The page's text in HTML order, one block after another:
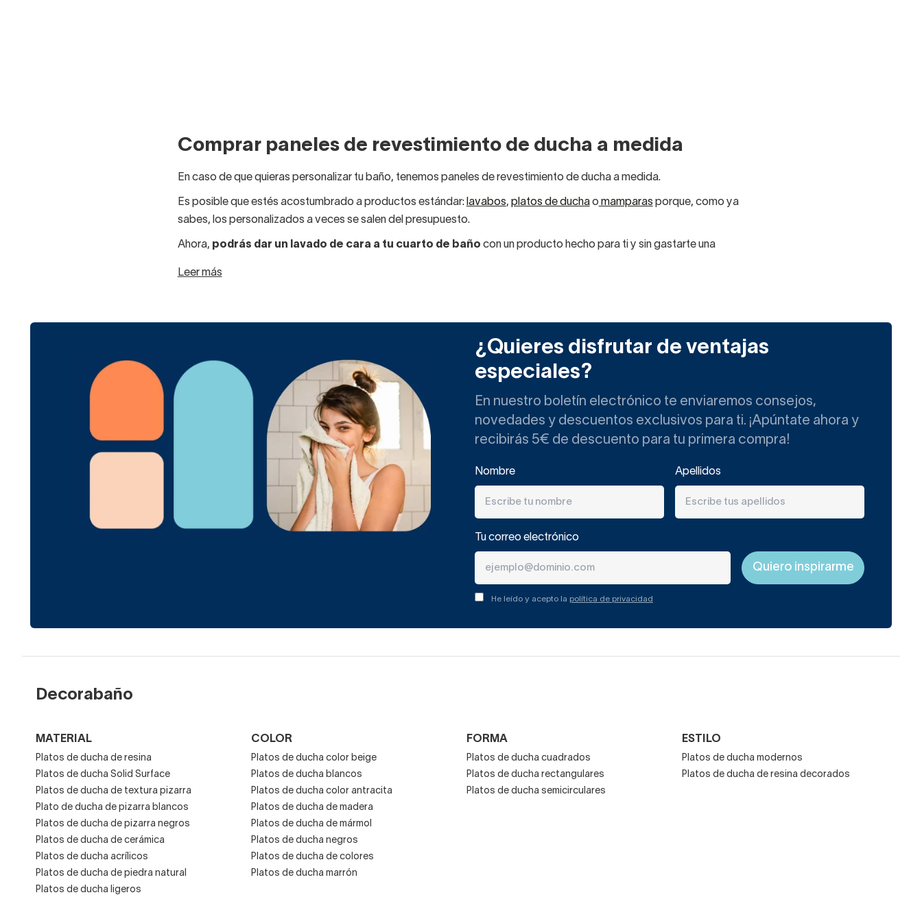
Comprar paneles de revestimiento de ducha a medida
En caso de que quieras personalizar tu baño, tenemos paneles de revestimiento de ducha a medida.
Es posible que estés acostumbrado a productos estándar: lavabos, platos de duchao mamparas porque, como ya
sabes, los personalizados a veces se salen del presupuesto.
Ahora, podrás dar un lavado de cara a tu cuarto de baño con un producto hecho para ti y sin gastarte una
medida?
Un panel de ducha es un elemento creado a partir de resinas y cargas minerales que recubre de forma práctica y
estética las paredes y suelo de la ducha.
Aunque su cometido principal es decorar, tienen otras funciones:
¿Acabas de retirar tu vieja bañera para convertirla en una moderna cabina de ducha?
En posible que aún queden marcas de la obra. Para una estética mejor,
superficie con un panel de ducha a medida.
Además, recuerda que tú decidirás cuánto mide el panel. Será perfecto para recubrir la superficie que necesites
para corregir zonas con humedades.
Son antideslizantes, como los platos modernos, con lo que ganarás en seguridad y estética.
de 20 y hasta 90 cm de ancho.
Además, también podrásescoger la apariencia y la textura de tu panel de ducha a medida nuevo.
Verás que los hay desde colores oscuros e imitación a granito, hasta beiges más suaves tipo pizarra o imitación a
madera. Acompañados siempre de texturas diversas. ¡Toda una experiencia sensorial!
Leer más
¿Quieres disfrutar de ventajas
especiales?
En nuestro boletín electrónico te enviaremos consejos,
novedades y descuentos exclusivos para ti. ¡Apúntate ahora y
recibirás 5€ de descuento para tu primera compra!
Nombre Apellidos
Tu correo electrónico
He leído y acepto la política de privacidad
Decorabaño
MATERIAL
Platos de ducha de resina
Platos de ducha Solid Surface
Platos de ducha de textura pizarra
Plato de ducha de pizarra blancos
Platos de ducha de pizarra negros
Platos de ducha de cerámica
Platos de ducha acrílicos
Platos de ducha de piedra natural
Platos de ducha ligeros
COLOR
Platos de ducha color beige
Platos de ducha blancos
Platos de ducha color antracita
Platos de ducha de madera
Platos de ducha de mármol
Platos de ducha negros
Platos de ducha de colores
Platos de ducha marrón
FORMA
Platos de ducha cuadrados
Platos de ducha rectangulares
Platos de ducha semicirculares
ESTILO
Platos de ducha modernos
Platos de ducha de resina decorados